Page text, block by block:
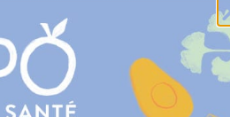
j’étais une grande
Je pouvais en manger autant
des fêtes qu’un 17 juillet!